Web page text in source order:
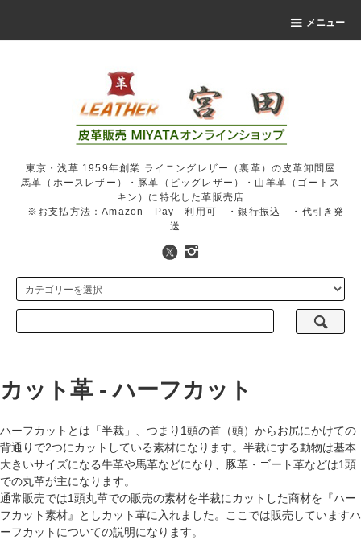
メニュー
東京・浅草 1959年創業 ライニングレザー（裏革）の皮革卸問屋
馬革（ホースレザー）・豚革（ピッグレザー）・山羊革（ゴートス
キン）に特化した革販売店
※お支払方法：Amazon Pay 利用可 ・銀行振込 ・代引き発
送
カット革 - ハーフカット
ハーフカットとは「半裁」、つまり1頭の首（頭）からお尻にかけての
背通りで2つにカットしている素材になります。半裁にする動物は基本
大きいサイズになる牛革や馬革などになり、豚革・ゴート革などは1頭
での丸革が主になります。
通常販売では1頭丸革での販売の素材を半裁にカットした商材を『ハー
フカット素材』としカット革に入れました。ここでは販売していますハ
ーフカットについての説明になります。